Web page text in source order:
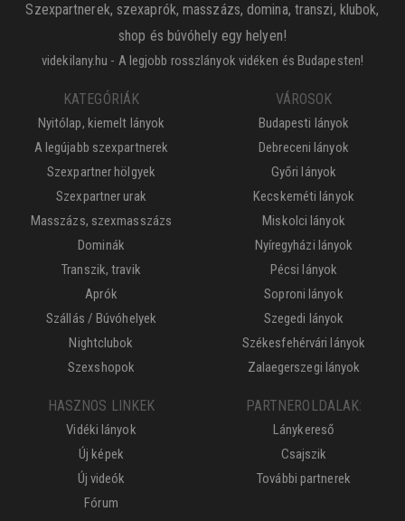
Szexpartnerek, szexaprók, masszázs, domina, transzi, klubok,
shop és búvóhely egy helyen!
videkilany.hu - A legjobb rosszlányok vidéken és Budapesten!
KATEGÓRIÁK
Nyitólap, kiemelt lányok
A legújabb szexpartnerek
Szexpartner hölgyek
Szexpartner urak
Masszázs, szexmasszázs
Dominák
Transzik, travik
Aprók
Szállás / Búvóhelyek
Nightclubok
Szexshopok
VÁROSOK
Budapesti lányok
Debreceni lányok
Győri lányok
Kecskeméti lányok
Miskolci lányok
Nyíregyházi lányok
Pécsi lányok
Soproni lányok
Szegedi lányok
Székesfehérvári lányok
Zalaegerszegi lányok
HASZNOS LINKEK
Vidéki lányok
Új képek
Új videók
Fórum
PARTNEROLDALAK:
Lánykereső
Csajszik
További partnerek